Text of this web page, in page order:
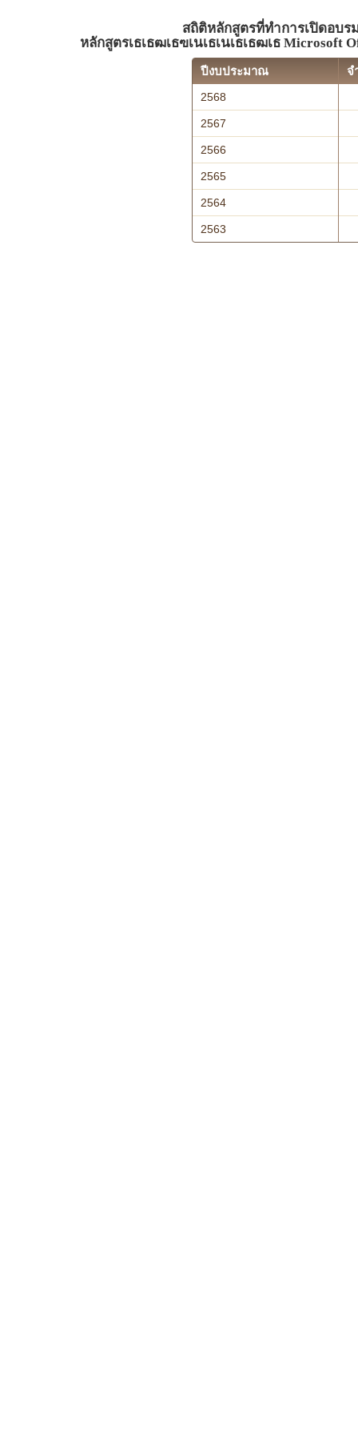
สถิติหลักสูตรที่ทำการเปิดอบ
หลักสูตรเธเธฒเธฃเนเธเนเธเธฒเธ
ปีงบประมาณ จ
2568
2567
2566
2565
2564
2563